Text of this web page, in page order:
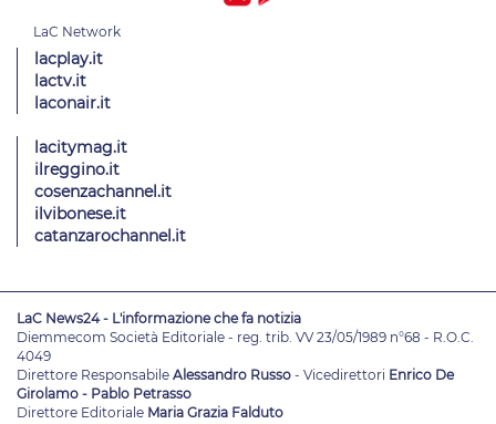
lacplay.it
lactv.it
laconair.it
lacitymag.it
ilreggino.it
cosenzachannel.it
ilvibonese.it
catanzarochannel.it
LaC News24 - L'informazione che fa notizia
Diemmecom Società Editoriale - reg. trib. VV 23/05/1989 n°68 - R.O.C.
4049
Direttore Responsabile Alessandro Russo - Vicedirettori Enrico De
Girolamo - Pablo Petrasso
Direttore Editoriale Maria Grazia Falduto